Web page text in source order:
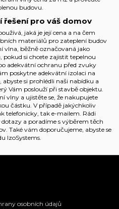
budovu.
řešení pro váš domov
jaká je její cena a na čem
materiálů pro zateplení budov
běžně označovaná jako
si chcete zajistit tepelnou
adekvátní ochranu před zvuky
poskytne adekvátní izolaci na
abyste si prohlédli naši nabídku a
Vám poslouží při stavbě objektu.
vlny a ujistěte se, že nakupujete
částku. V případě jakýchkoliv
telefonicky, tak e-mailem. Rádi
a poradíme s výběrem těch
Také vám doporučujeme, abyste se
IzoSystems.
osobních údajů